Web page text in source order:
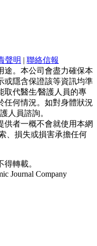
聲明 | 聯絡信報
途。本公司會盡力確保本
或隱含保證該等資訊均準
代醫生∕醫護人員的專
任何情況。如對身體狀況
人員諮詢。
供者一概不會就使用本網
、損失或損害承擔任何
轉載。
Journal Company